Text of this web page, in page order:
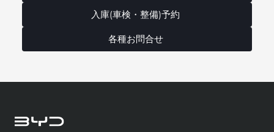
入庫(車検・整備)予約
各種お問合せ